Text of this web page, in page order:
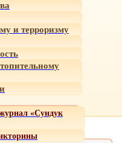
и терроризму
«Сундук